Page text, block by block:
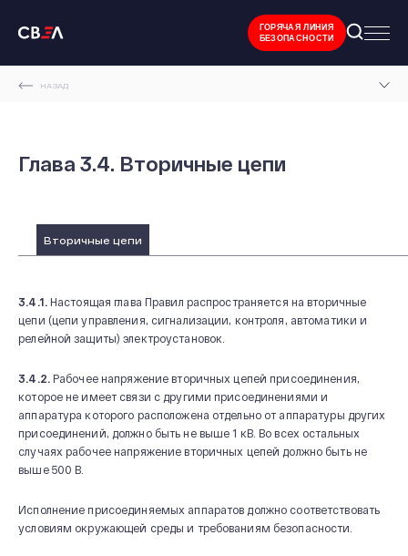
ГОРЯЧАЯ ЛИНИЯ
БЕЗОПАСНОСТИ
НАЗАД
РАЗДЕЛ 3. ЗАЩИТА И АВТОМАТИКА
ГЛАВА 3.4. ВТОРИЧНЫЕ ЦЕПИ
Глава 3.4. Вторичные цепи
Вторичные цепи
3.4.1.Настоящая глава Правил распространяется на вторичные
цепи (цепи управления, сигнализации, контроля, автоматики и
релейной защиты) электроустановок.
3.4.2.Рабочее напряжение вторичных цепей присоединения,
которое не имеет связи с другими присоединениями и
аппаратура которого расположена отдельно от аппаратуры других
присоединений, должно быть не выше 1 кВ. Во всех остальных
случаях рабочее напряжение вторичных цепей должно быть не
выше 500 В.
Исполнение присоединяемых аппаратов должно соответствовать
условиям окружающей среды и требованиям безопасности.